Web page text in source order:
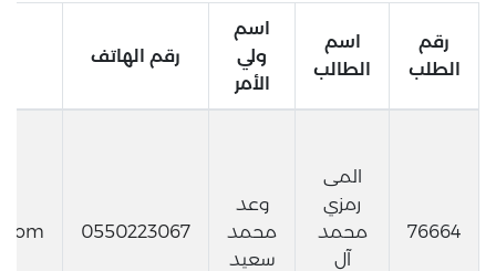
رقم
الطلب
اسم
الطالب
اسم
ولي
الأمر
رقم الهاتف
76664
المى
رمزي
محمد
آل
وعد
محمد
سعيد
0550223067